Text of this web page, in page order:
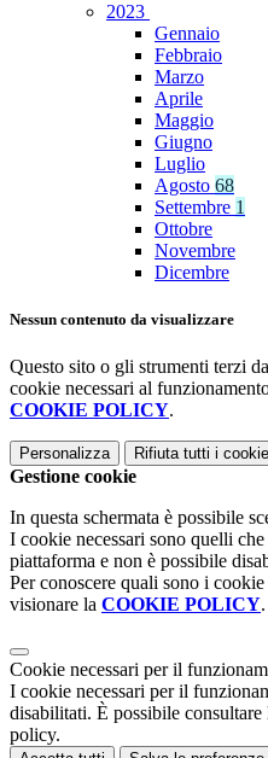
2023
Gennaio
Febbraio
Marzo
Aprile
Maggio
Giugno
Luglio
Agosto 68
Settembre 1
Ottobre
Novembre
Dicembre
Nessun contenuto da visualizzare
Questo sito o gli strumenti terzi
cookie necessari al
COOKIE POLICY.
Personalizza Rifiuta tutti i
Gestione cookie
In questa schermata è possibile
I cookie necessari sono quelli
piattaforma e non è possibile
Per conoscere quali sono i
visionare la COOKIE POLICY.
Cookie necessari per il
I cookie necessari per il
disabilitati. È possibile
policy.